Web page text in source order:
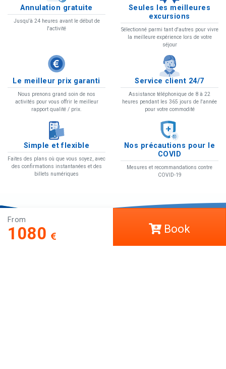
Annulation gratuite
Jusqu'à 24 heures avant le début de
l'activité
Seules les meilleures
excursions
Sélectionné parmi tant d'autres pour vivre
la meilleure expérience lors de votre
séjour
Le meilleur prix garanti
Nous prenons grand soin de nos
activités pour vous offrir le meilleur
rapport qualité / prix.
Service client 24/7
Assistance téléphonique de 8 à 22
heures pendant les 365 jours de l'année
pour votre commodité
Simple et flexible
Faites des plans où que vous soyez, avec
des confirmations instantanées et des
billets numériques
Nos précautions pour le
COVID
Mesures et recommandations contre
COVID-19
From
1080 Book